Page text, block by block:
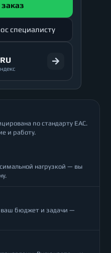
специалисту
по стандарту ЕАС.
и работу.
нагрузкой — вы
бюджет и задачи —